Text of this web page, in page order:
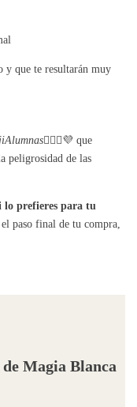
y que te resultarán muy
🧙🏼‍♀️💜 que
peligrosidad de las
lo prefieres para tu
paso final de tu compra,
Magia Blanca